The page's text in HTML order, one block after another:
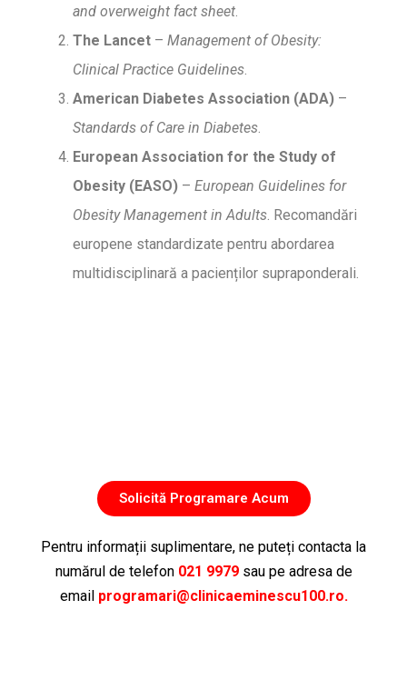
and overweight fact sheet.
The Lancet – Management of Obesity:
Clinical Practice Guidelines.
American Diabetes Association (ADA) –
Standards of Care in Diabetes.
European Association for the Study of
Obesity (EASO) – European Guidelines for
Obesity Management in Adults. Recomandări
europene standardizate pentru abordarea
multidisciplinară a pacienților supraponderali.
Solicită Programare Acum
Pentru informații suplimentare, ne puteți contacta la
numărul de telefon 021 9979sau pe adresa de
email programari@clinicaeminescu100.ro.